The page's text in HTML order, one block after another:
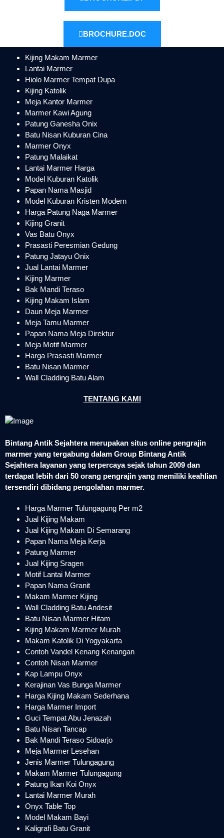
BROCHURE.DOC
Kijing Makam Marmer
Lantai Marmer
Hiolo Marmer Tempat Dupa
Kijing Katolik
Meja Kantor Marmer
Marmer Kawi Agung
Patung Ganesha Onix
Batu Nisan Kuburan Cina
Marmer Onyx
Patung Malaikat
Lantai Marmer Harga
Model Kuburan Katolik
Papan Nama Masjid
Model Kuburan Kristen Modern
Harga Patung Naga Marmer
Kijing Granit
Vas Batu Onyx
Prasasti Peresmian Gedung
Patung Jatayu Onix
Jual Lantai Marmer
Kijing Marmer
Bak Mandi Teraso
Kijing Makam Islam
Daun Meja Marmer
Meja Tamu Marmer
Papan Nama Meja Direktur
Meja Motif Marmer
Harga Prasasti Marmer
Batu Nisan Marmer
Wall Cladding Batu Alam
TENTANG KAMI
Bintang Antik Sejahtera merupakan situs online pengrajin
marmer yang tergabung dalam Group Bintang Antik
Sejahtera layanan yang terpercaya sejak tahun 2009 dan
terdapat lebih dari 50 orang pengrajin yang memiliki keahlian
tersendiri dibidang pengolahan marmer.
Harga Marmer Tulungagung Per m2
Jual Kijing Makam
Jual Kijing Makam Di Semarang
Papan Nama Meja Kerja
Patung Marmer
Jual Kijing Sragen
Motif Lantai Marmer
Papan Nama Granit
Makam Marmer Kijing
Wall Cladding Batu Andesit
Batu Nisan Marmer Hitam
Kijing Makam Marmer Murah
Makam Katolik Di Yogyakarta
Contoh Vandel Kenang Kenangan
Contoh Nisan Marmer
Kap Lampu Onyx
Kerajinan Vas Bunga Marmer
Harga Kijing Makam Sederhana
Harga Marmer Import
Guci Tempat Abu Jenazah
Batu Nisan Tancap
Bak Mandi Teraso Sidoarjo
Meja Marmer Lesehan
Jenis Marmer Tulungagung
Makam Marmer Tulungagung
Patung Ikan Koi Onyx
Lantai Marmer Murah
Onyx Table Top
Model Makam Bayi
Kaligrafi Batu Granit